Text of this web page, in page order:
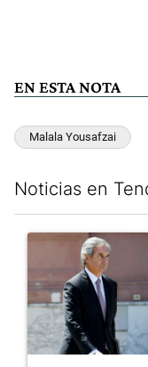
EN ESTA NOTA
Malala Yousafzai
Noticias en
Un artículo de